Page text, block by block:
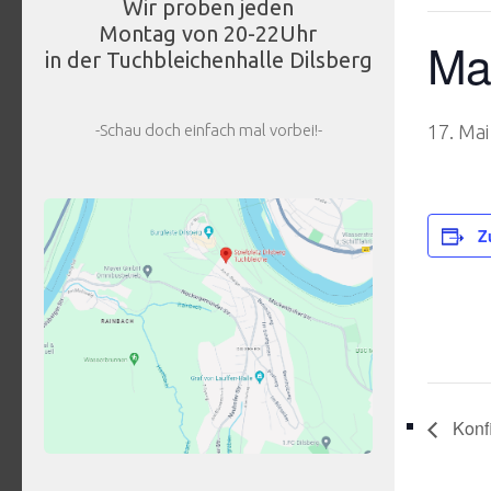
17.
Wir proben jeden
Montag von 20-22Uhr
in der Tuchbleichenhalle Dilsberg
-Schau doch einfach mal vorbei!-